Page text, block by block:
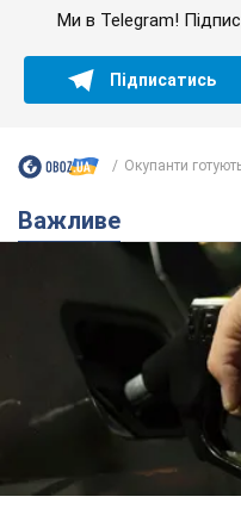
Ми в Telegram!
Підписатись
Окупанти
Важливе